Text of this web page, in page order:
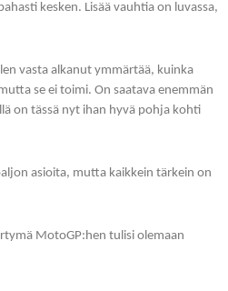
kesken. Lisää vauhtia on luvassa,
vasta alkanut ymmärtää, kuinka
se ei toimi. On saatava enemmän
on tässä nyt ihan hyvä pohja kohti
asioita, mutta kaikkein tärkein on
MotoGP:hen tulisi olemaan